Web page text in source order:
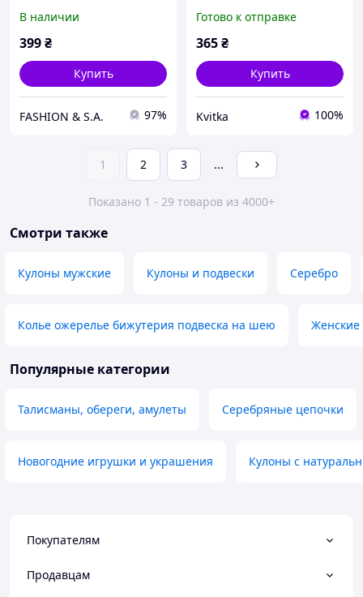
В наличии
399₴
Купить
FASHION & S.A. 97%
Готово к отправке
365₴
Купить
Kvitka 100%
1 2 3 ...
Показано 1 - 29 товаров из 4000+
Смотри также
Кулоны мужские Кулоны и подвески Серебро
Колье ожерелье бижутерия подвеска на шею
Популярные категории
Талисманы, обереги, амулеты Серебряные цепочки
Новогодние игрушки и украшения Кулоны с
Покупателям
Продавцам